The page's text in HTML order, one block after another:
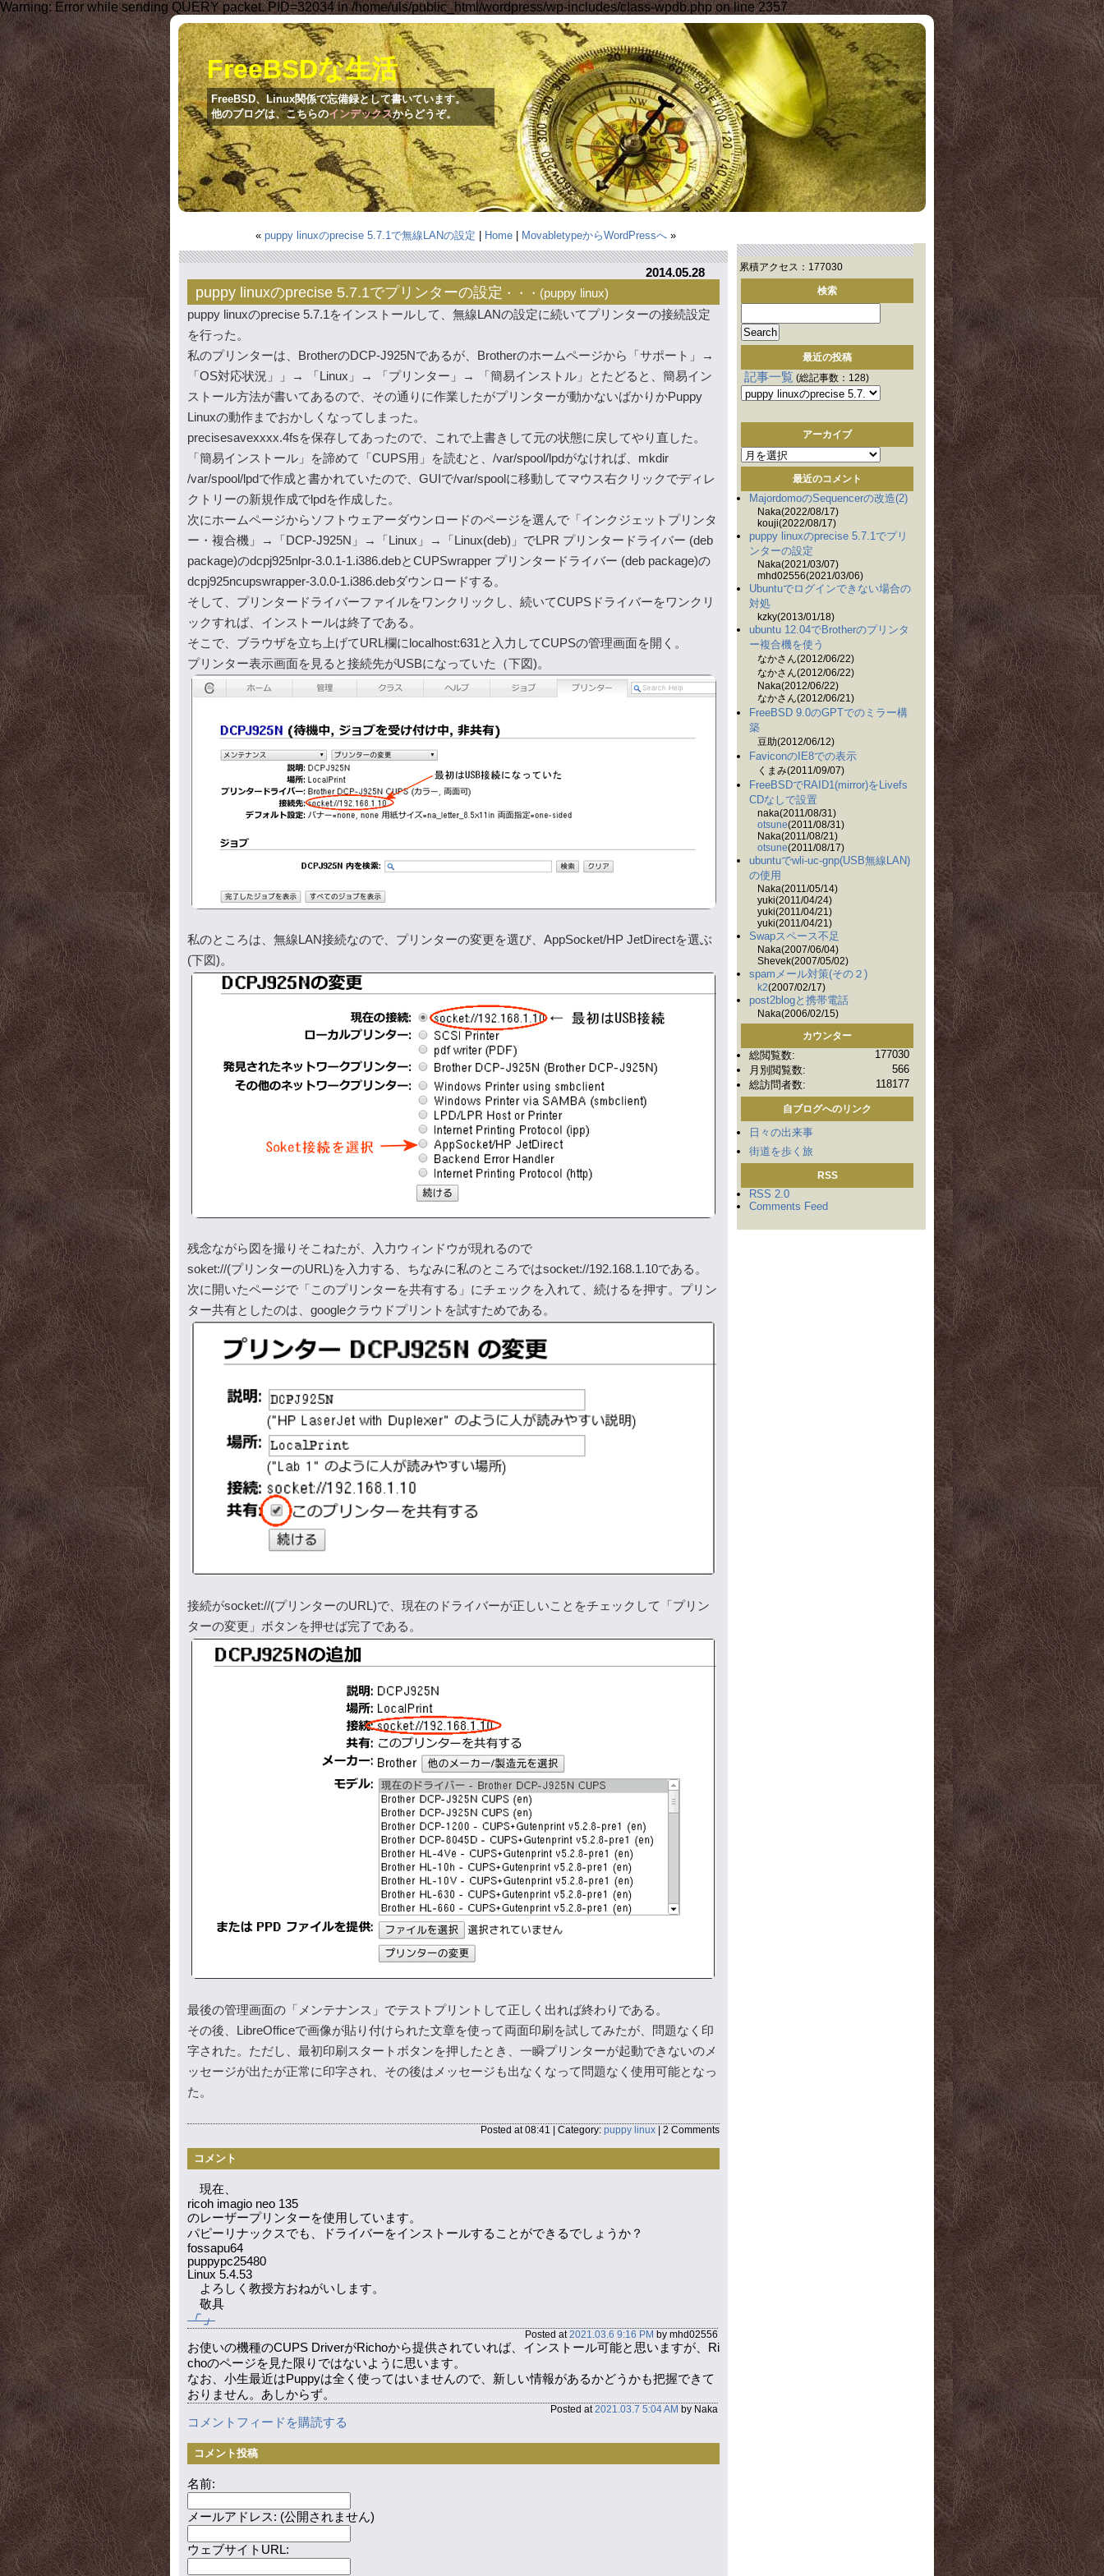
Warning: Error while sending QUERY packet. PID=32034 in /home/uls/public_html/wordpress/wp-includes/class-wpdb.php on line 2357
FreeBSDな生活
FreeBSD、Linux関係で忘備録として書いています。
他のブログは、こちらのインデックスからどうぞ。
« puppy linuxのprecise 5.7.1で無線LANの設定 Home MovabletypeからWordPressへ »
2014.05.28
puppy linuxのprecise 5.7.1でプリンターの設定 ・・・(puppy linux)
puppy linuxのprecise 5.7.1をインストールして、無線LANの設定に続いてプリンターの接続設定
を行った。
私のプリンターは、BrotherのDCP-J925Nであるが、Brotherのホームページから「サポート」→
「OS対応状況」」→ 「Linux」→ 「プリンター」→ 「簡易インストル」とたどると、簡易イン
ストール方法が書いてあるので、その通りに作業したがプリンターが動かないばかりかPuppy
Linuxの動作までおかしくなってしまった。
precisesavexxxx.4fsを保存してあったので、これで上書きして元の状態に戻してやり直した。
「簡易インストール」を諦めて「CUPS用」を読むと、/var/spool/lpdがなければ、mkdir
/var/spool/lpdで作成と書かれていたので、GUIで/var/spoolに移動してマウス右クリックでディレ
クトリーの新規作成でlpdを作成した。
次にホームページからソフトウェアーダウンロードのページを選んで「インクジェットプリンタ
ー・複合機」→「DCP-J925N」→「Linux」→「Linux(deb)」でLPR プリンタードライバー (deb
package)のdcpj925nlpr-3.0.1-1.i386.debとCUPSwrapper プリンタードライバー (deb package)の
dcpj925ncupswrapper-3.0.0-1.i386.debダウンロードする。
そして、プリンタードライバーファイルをワンクリックし、続いてCUPSドライバーをワンクリ
ックすれば、インストールは終了である。
そこで、ブラウザを立ち上げてURL欄にlocalhost:631と入力してCUPSの管理画面を開く。
プリンター表示画面を見ると接続先がUSBになっていた（下図)。
私のところは、無線LAN接続なので、プリンターの変更を選び、AppSocket/HP JetDirectを選ぶ
(下図)。
残念ながら図を撮りそこねたが、入力ウィンドウが現れるので
soket://(プリンターのURL)を入力する、ちなみに私のところではsocket://192.168.1.10である。
次に開いたページで「このプリンターを共有する」にチェックを入れて、続けるを押す。プリン
ター共有としたのは、googleクラウドプリントを試すためである。
接続がsocket://(プリンターのURL)で、現在のドライバーが正しいことをチェックして「プリン
ターの変更」ボタンを押せば完了である。
最後の管理画面の「メンテナンス」でテストプリントして正しく出れば終わりである。
その後、LibreOfficeで画像が貼り付けられた文章を使って両面印刷を試してみたが、問題なく印
字された。ただし、最初印刷スタートボタンを押したとき、一瞬プリンターが起動できないのメ
ッセージが出たが正常に印字され、その後はメッセージも出なくなって問題なく使用可能となっ
た。
Posted at 08:41 | Category: puppy linux | 2 Comments
コメント
現在、
ricoh imagio neo 135
のレーザープリンターを使用しています。
パピーリナックスでも、ドライバーをインストールすることができるでしょうか？
fossapu64
puppypc25480
Linux 5.4.53
よろしく教授方おねがいします。
敬具
Posted at2021.03.6 9:16 PM by mhd02556
お使いの機種のCUPS DriverがRichoから提供されていれば、インストール可能と思いますが、Ri
choのページを見た限りではないように思います。
なお、小生最近はPuppyは全く使ってはいませんので、新しい情報があるかどうかも把握できて
おりません。あしからず。
Posted at2021.03.7 5:04 AM by Naka
コメントフィードを購読する
コメント投稿
名前:
メールアドレス: (公開されません)
ウェブサイトURL:
累積アクセス：177030
検索
最近の投稿
記事一覧 (総記事数：128)
アーカイブ
ア
ー
イ
最近のコメント
MajordomoのSequencerの改造(2)
Naka(2022/08/17)
kouji(2022/08/17)
puppy linuxのprecise 5.7.1でプリ
ンターの設定
Naka(2021/03/07)
mhd02556(2021/03/06)
Ubuntuでログインできない場合の
対処
kzky(2013/01/18)
ubuntu 12.04でBrotherのプリンタ
ー複合機を使う
なかさん(2012/06/22)
なかさん(2012/06/22)
Naka(2012/06/22)
なかさん(2012/06/21)
FreeBSD 9.0のGPTでのミラー構
築
豆助(2012/06/12)
FaviconのIE8での表示
くまみ(2011/09/07)
FreeBSDでRAID1(mirror)をLivefs
CDなしで設置
naka(2011/08/31)
otsune(2011/08/31)
Naka(2011/08/21)
otsune(2011/08/17)
ubuntuでwli-uc-gnp(USB無線LAN)
の使用
Naka(2011/05/14)
yuki(2011/04/24)
yuki(2011/04/21)
yuki(2011/04/21)
Swapスペース不足
Naka(2007/06/04)
Shevek(2007/05/02)
spamメール対策(その２)
k2(2007/02/17)
post2blogと携帯電話
Naka(2006/02/15)
カウンター
177030
総閲覧数:
566
月別閲覧数:
118177
総訪問者数:
自ブログへのリンク
日々の出来事
街道を歩く旅
RSS
RSS 2.0
Comments Feed